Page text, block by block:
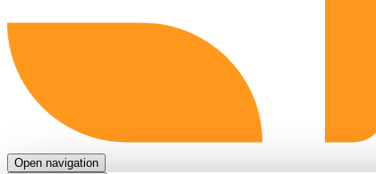
Open navigation